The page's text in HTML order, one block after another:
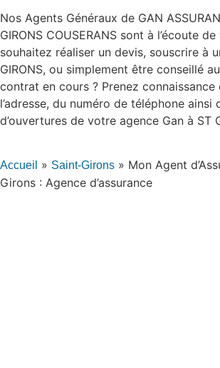
Nos Agents Généraux de GAN
GIRONS COUSERANS sont à l’écoute
souhaitez réaliser un devis, souscrire à
GIRONS, ou simplement être conseillé
contrat en cours ? Prenez
l’adresse, du numéro de téléphone ainsi
d’ouvertures de votre agence Gan à ST
Accueil » Saint-Girons » Mon Agent
Girons : Agence d’assurance